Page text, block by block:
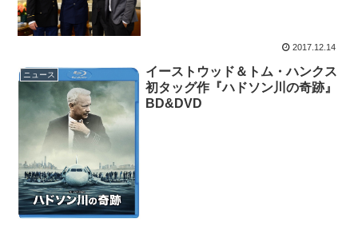
2017.12.14
ニュース
イーストウッド＆トム・ハンクス
初タッグ作『ハドソン川の奇跡』
BD&DVD